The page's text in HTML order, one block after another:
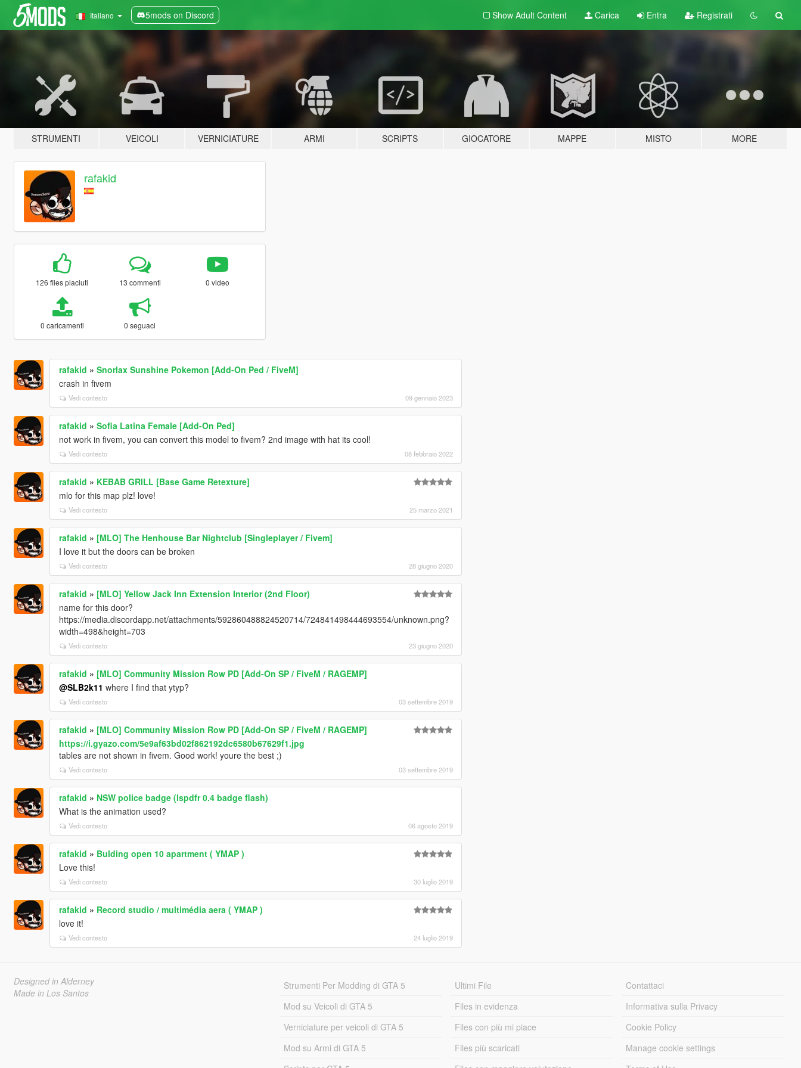
Italiano 5mods on Discord Show Adult Content Carica Entra Registrati
STRUMENTI VEICOLI VERNICIATURE ARMI SCRIPTS GIOCATORE MAPPE MISTO MORE
rafakid
126 files piaciuti 13 commenti 0 video
0 caricamenti 0 seguaci
rafakid » Snorlax Sunshine Pokemon [Add-On Ped / FiveM]
crash in fivem
Vedi contesto 09 gennaio 2023
rafakid » Sofia Latina Female [Add-On Ped]
not work in fivem, you can convert this model to fivem? 2nd image with hat its cool!
Vedi contesto 08 febbraio 2022
rafakid » KEBAB GRILL [Base Game Retexture]
mlo for this map plz! love!
Vedi contesto 25 marzo 2021
rafakid » [MLO] The Henhouse Bar Nightclub [Singleplayer / Fivem]
I love it but the doors can be broken
Vedi contesto 28 giugno 2020
rafakid » [MLO] Yellow Jack Inn Extension Interior (2nd Floor)
name for this door?
https://media.discordapp.net/attachments/592860488824520714/724841498444693554/unknown.png?
width=498&height=703
Vedi contesto 23 giugno 2020
rafakid » [MLO] Community Mission Row PD [Add-On SP / FiveM / RAGEMP]
@SLB2k11 where I find that ytyp?
Vedi contesto 03 settembre 2019
rafakid » [MLO] Community Mission Row PD [Add-On SP / FiveM / RAGEMP]
https://i.gyazo.com/5e9af63bd02f862192dc6580b67629f1.jpg
tables are not shown in fivem. Good work! youre the best ;)
Vedi contesto 03 settembre 2019
rafakid » NSW police badge (lspdfr 0.4 badge flash)
What is the animation used?
Vedi contesto 06 agosto 2019
rafakid » Bulding open 10 apartment ( YMAP )
Love this!
Vedi contesto 30 luglio 2019
rafakid » Record studio / multimédia aera ( YMAP )
love it!
Vedi contesto 24 luglio 2019
Designed in Alderney
Made in Los Santos
Strumenti Per Modding di GTA 5
Mod su Veicoli di GTA 5
Verniciature per veicoli di GTA 5
Mod su Armi di GTA 5
Ultimi File
Files in evidenza
Files con più mi piace
Files più scaricati
Contattaci
Informativa sulla Privacy
Cookie Policy
Manage cookie settings